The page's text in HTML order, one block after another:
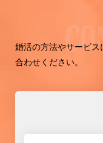
婚活の方法やサービ
合わせください。